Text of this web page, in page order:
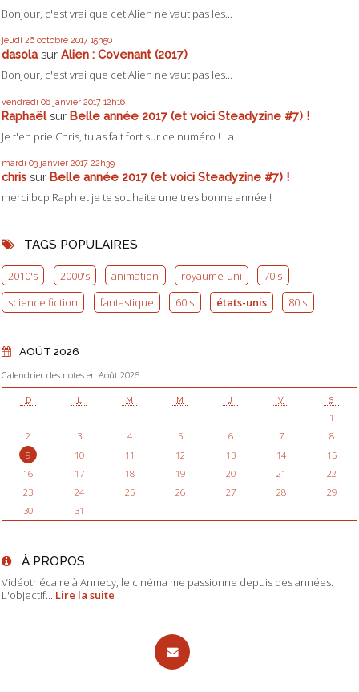
Bonjour, c'est vrai que cet Alien ne vaut pas les...
jeudi 26 octobre 2017 15h50
dasolasur Alien : Covenant (2017)
Bonjour, c'est vrai que cet Alien ne vaut pas les...
vendredi 06 janvier 2017 12h16
Raphaëlsur Belle année 2017 (et voici Steadyzine #7) !
Je t'en prie Chris, tu as fait fort sur ce numéro ! La...
mardi 03 janvier 2017 22h39
chris sur Belle année 2017 (et voici Steadyzine #7) !
merci bcp Raph et je te souhaite une tres bonne année !
TAGS POPULAIRES
2010's 2000's animation royaume-uni
70's
science fiction
fantastique 60's états-unis 80's
AOÛT 2026
Calendrier des notes en Août 2026
D L M M J V S
1
2
3 4 5 6 7
8
9
10 11 12 13 14
15
16
17 18 19 20 21
22
23
24 25 26 27 28
29
30
31
À PROPOS
Vidéothécaire à Annecy, le cinéma me passionne depuis des années.
L'objectif... Lire la suite